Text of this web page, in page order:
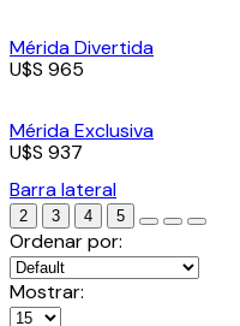
Mérida Divertida
U$S 965
Mérida Exclusiva
U$S 937
Barra lateral
2 3 4 5
Ordenar por:
Mostrar: